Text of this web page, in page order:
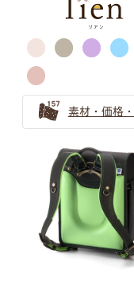
ベージュのランド
ワンのランドセルを
安らぎと上品さ 「
グリーン
女の子向け「ホワ
ミントグリーンがお
『グリーン』のラ
ンドセルの選び方
緑（グリーン）の
素材・価格